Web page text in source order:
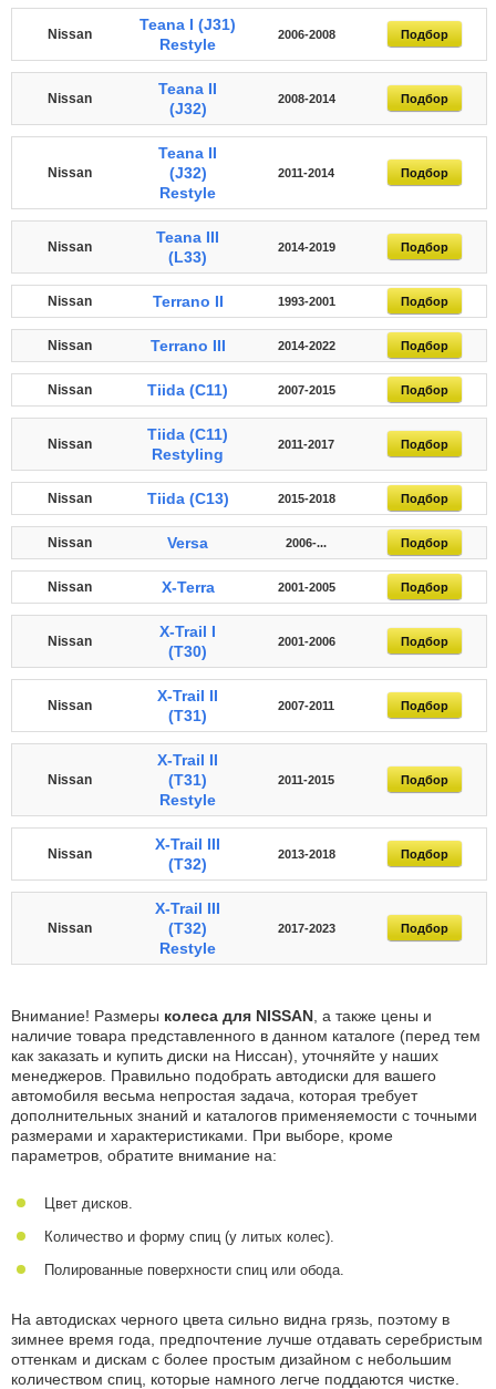
Nissan
Teana I (J31)
Restyle
2006-2008 Подбор
Nissan
Teana II
(J32)
2008-2014 Подбор
Nissan
Teana II
(J32)
Restyle
2011-2014 Подбор
Nissan
Teana III
(L33)
2014-2019 Подбор
Nissan Terrano II 1993-2001 Подбор
Nissan Terrano III 2014-2022 Подбор
Nissan Tiida (C11) 2007-2015 Подбор
Nissan
Tiida (C11)
Restyling
2011-2017 Подбор
Nissan Tiida (C13) 2015-2018 Подбор
Nissan Versa 2006-... Подбор
Nissan X-Terra 2001-2005 Подбор
Nissan
X-Trail I
(T30)
2001-2006 Подбор
Nissan
X-Trail II
(T31)
2007-2011 Подбор
Nissan
X-Trail II
(T31)
Restyle
2011-2015 Подбор
Nissan
X-Trail III
(T32)
2013-2018 Подбор
Nissan
X-Trail III
(T32)
Restyle
2017-2023 Подбор
Внимание! Размеры колеса для NISSAN , а также цены и
наличие товара представленного в данном каталоге (перед тем
как заказать и купить диски на Ниссан), уточняйте у наших
менеджеров. Правильно подобрать автодиски для вашего
автомобиля весьма непростая задача, которая требует
дополнительных знаний и каталогов применяемости с точными
размерами и характеристиками. При выборе, кроме
параметров, обратите внимание на:
Цвет дисков.
Количество и форму спиц (у литых колес).
Полированные поверхности спиц или обода.
На автодисках черного цвета сильно видна грязь, поэтому в
зимнее время года, предпочтение лучше отдавать серебристым
оттенкам и дискам с более простым дизайном с небольшим
количеством спиц, которые намного легче поддаются чистке.